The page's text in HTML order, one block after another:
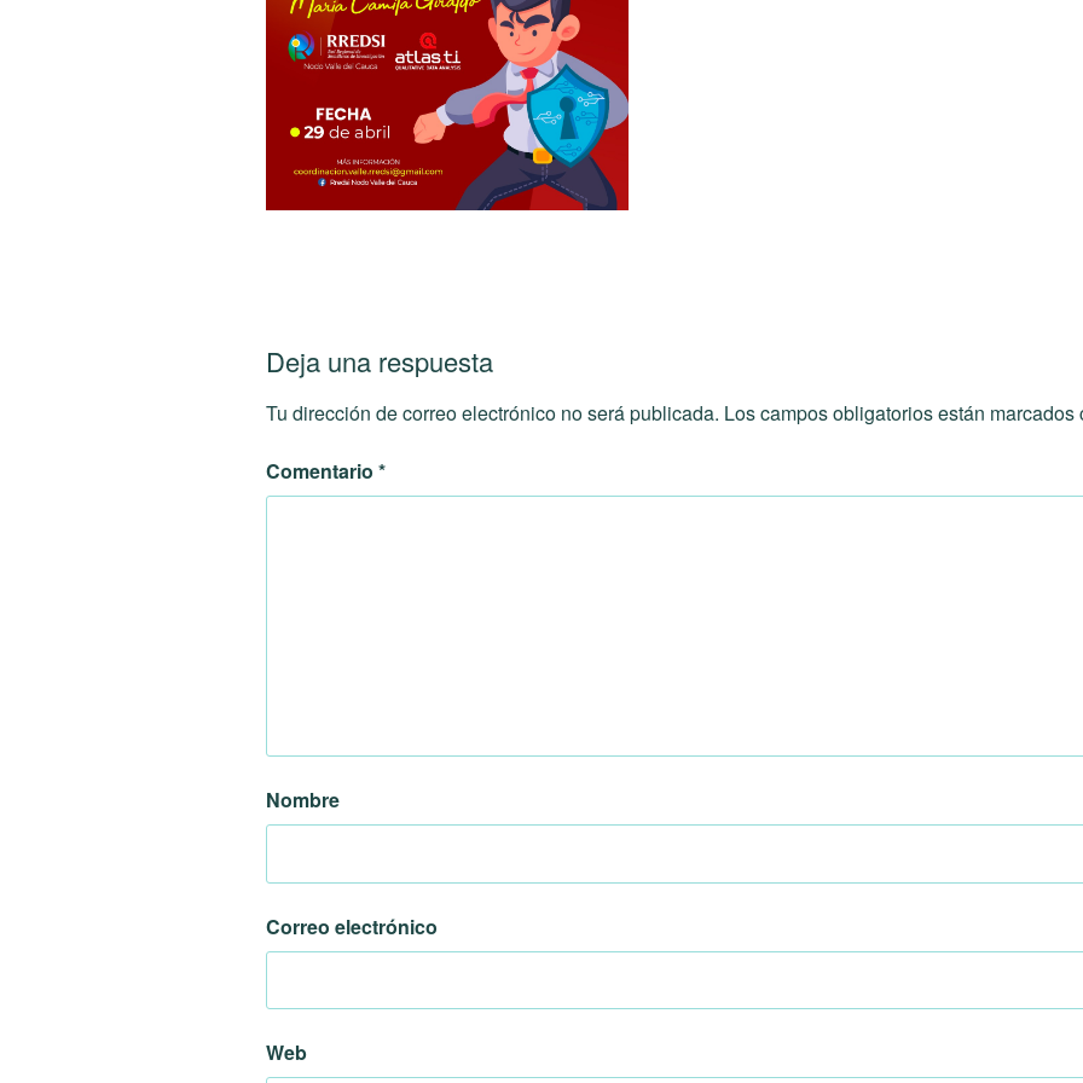
Deja una respuesta
Tu dirección de correo electrónico no será publicada. Los campos obligatorios están marcados
Comentario *
Nombre
Correo electrónico
Web